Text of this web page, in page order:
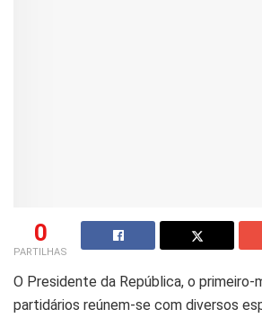
0
PARTILHAS
O Presidente da República, o
partidários reúnem-se com diversos